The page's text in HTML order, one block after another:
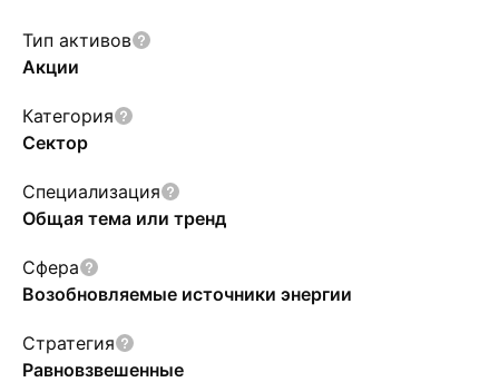
Тип активов
Акции
Категория
Сектор
Специализация
Общая тема или тренд
Сфера
Возобновляемые источники энергии
Стратегия
Равновзвешенные